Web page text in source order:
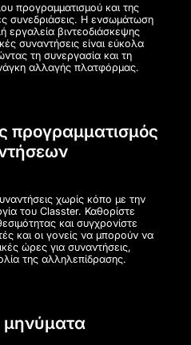
προγραμματισμού και της
συνεδριάσεις. Η ενσωμάτωση
εργαλεία βιντεοδιάσκεψης
συναντήσεις είναι εύκολα
τη συνεργασία και τη
αλλαγής πλατφόρμας.
προγραμματισμός
χωρίς κόπο με την
του Classter. Καθορίστε
και συγχρονίστε
και οι γονείς να μπορούν να
ώρες για συναντήσεις,
της αλληλεπίδρασης.
μηνύματα